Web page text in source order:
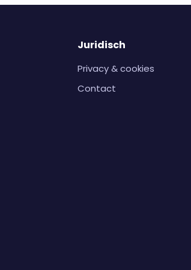
Juridisch
Privacy & cookies
Contact